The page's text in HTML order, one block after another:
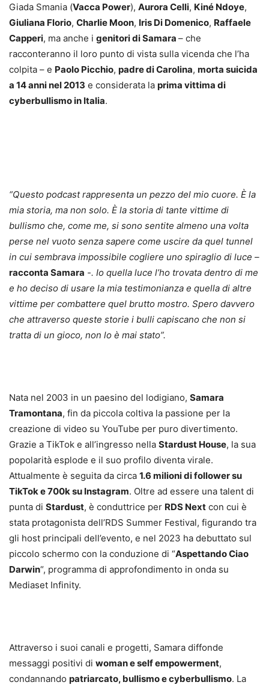
Giada Smania (Vacca Power), Aurora Celli, Kiné Ndoye,
Giuliana Florio, Charlie Moon, Iris Di Domenico, Raffaele
Capperi, ma anche i genitori di Samara – che
racconteranno il loro punto di vista sulla vicenda che l’ha
colpita – e Paolo Picchio, padre di Carolina, morta suicida
a 14 anni nel 2013 e considerata la prima vittima di
cyberbullismo in Italia.
“Questo podcast rappresenta un pezzo del mio cuore. È la
mia storia, ma non solo. È la storia di tante vittime di
bullismo che, come me, si sono sentite almeno una volta
perse nel vuoto senza sapere come uscire da quel tunnel
in cui sembrava impossibile cogliere uno spiraglio di luce –
racconta Samara -. Io quella luce l’ho trovata dentro di me
e ho deciso di usare la mia testimonianza e quella di altre
vittime per combattere quel brutto mostro. Spero davvero
che attraverso queste storie i bulli capiscano che non si
tratta di un gioco, non lo è mai stato”.
Nata nel 2003 in un paesino del lodigiano, Samara
Tramontana, fin da piccola coltiva la passione per la
creazione di video su YouTube per puro divertimento.
Grazie a TikTok e all’ingresso nella Stardust House, la sua
popolarità esplode e il suo profilo diventa virale.
Attualmente è seguita da circa 1.6 milioni di follower su
TikTok e 700k su Instagram. Oltre ad essere una talent di
punta di Stardust, è conduttrice per RDS Next con cui è
stata protagonista dell’RDS Summer Festival, figurando tra
gli host principali dell’evento, e nel 2023 ha debuttato sul
piccolo schermo con la conduzione di “Aspettando Ciao
Darwin“, programma di approfondimento in onda su
Mediaset Infinity.
Attraverso i suoi canali e progetti, Samara diffonde
messaggi positivi di woman e self empowerment,
condannando patriarcato, bullismo e cyberbullismo. La